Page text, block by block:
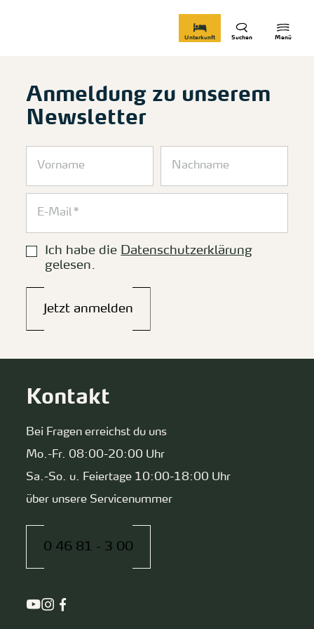
Menü
Suchen
Unterkunft
Anmeldung zu unserem
Newsletter
Ich habe die Datenschutzerklärung
gelesen.
Jetzt anmelden
Kontakt
Bei Fragen erreichst du uns
Mo.-Fr. 08:00-20:00 Uhr
Sa.-So. u. Feiertage 10:00-18:00 Uhr
über unsere Servicenummer
0 46 81 - 3 00